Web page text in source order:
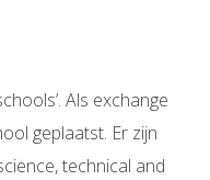
Als exchange
geplaatst. Er zijn
technical and